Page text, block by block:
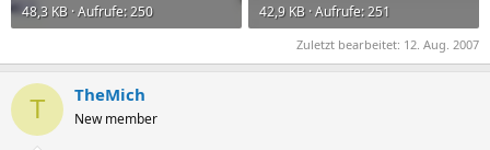
48,3 KB · Aufrufe: 250
42,9 KB · Aufrufe: 251
Zuletzt bearbeitet: 12. Aug. 2007
T TheMich
New member